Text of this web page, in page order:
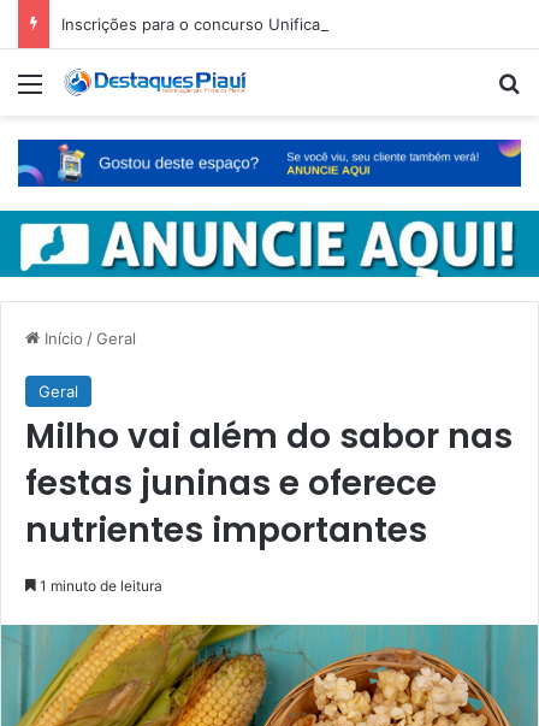
Menu
Início /Geral
Geral
Milho vai além do sabor nas
festas juninas e oferece
nutrientes importantes
1 minuto de leitura